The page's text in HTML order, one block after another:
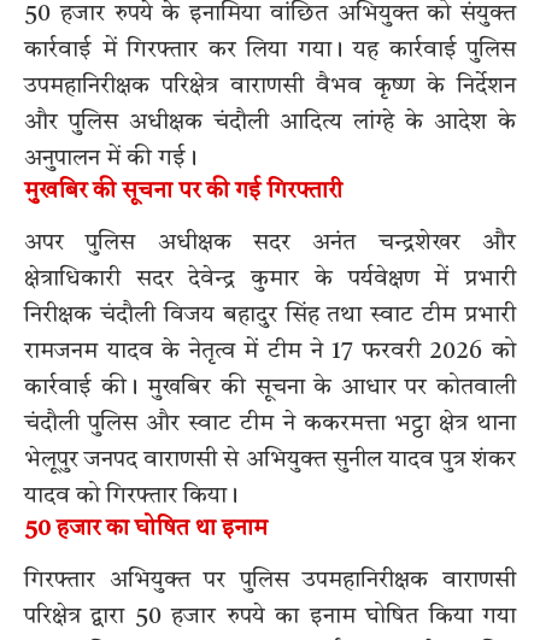
50 हजार रुपये के इनामिया वांछित अभियुक्त को संयुक्त
कार्रवाई में गिरफ्तार कर लिया गया। यह कार्रवाई पुलिस
उपमहानिरीक्षक परिक्षेत्र वाराणसी वैभव कृष्ण के निर्देशन
और पुलिस अधीक्षक चंदौली आदित्य लांग्हे के आदेश के
अनुपालन में की गई।
मुखबिर की सूचना पर की गई गिरफ्तारी
अपर पुलिस अधीक्षक सदर अनंत चन्द्रशेखर और
क्षेत्राधिकारी सदर देवेन्द्र कुमार के पर्यवेक्षण में प्रभारी
निरीक्षक चंदौली विजय बहादुर सिंह तथा स्वाट टीम प्रभारी
रामजनम यादव के नेतृत्व में टीम ने 17 फरवरी 2026 को
कार्रवाई की। मुखबिर की सूचना के आधार पर कोतवाली
चंदौली पुलिस और स्वाट टीम ने ककरमत्ता भट्ठा क्षेत्र थाना
भेलूपुर जनपद वाराणसी से अभियुक्त सुनील यादव पुत्र शंकर
यादव को गिरफ्तार किया।
50 हजार का घोषित था इनाम
गिरफ्तार अभियुक्त पर पुलिस उपमहानिरीक्षक वाराणसी
परिक्षेत्र द्वारा 50 हजार रुपये का इनाम घोषित किया गया